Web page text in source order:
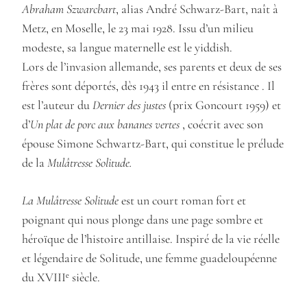
Abraham Szwarcbart, alias André Schwarz-Bart, naît à
Metz, en Moselle, le 23 mai 1928. Issu d’un milieu
modeste, sa langue maternelle est le yiddish.
Lors de l’invasion allemande, ses parents et deux de ses
frères sont déportés, dès 1943 il entre en résistance . Il
est l’auteur duDernier des justes (prix Goncourt 1959) et
d’Un plat de porc aux bananes vertes , coécrit avec son
épouse Simone Schwartz-Bart, qui constitue le prélude
de laMulâtresse Solitude.
La Mulâtresse Solitudeest un court roman fort et
poignant qui nous plonge dans une page sombre et
héroïque de l’histoire antillaise. Inspiré de la vie réelle
et légendaire de Solitude, une femme guadeloupéenne
du XVIIIᵉ siècle.